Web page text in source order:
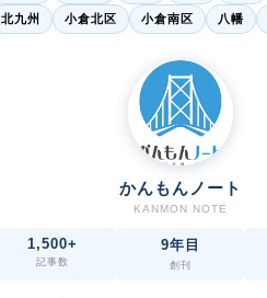
北九州 小倉北区 小倉南区 八幡
かんもんノート
KANMON NOTE
1,500+
記事数
9年目
創刊